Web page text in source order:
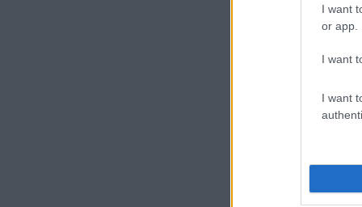
I want
or app.
I want
I want